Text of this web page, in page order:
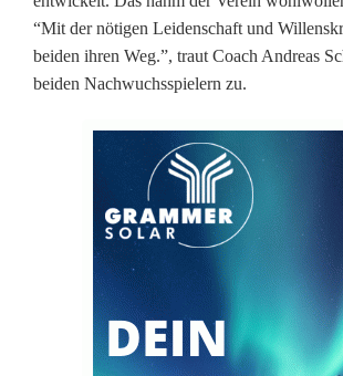
“Mit der nötigen Leidenschaft und
beiden ihren Weg.”, traut Coach Andreas
beiden Nachwuchsspielern zu.